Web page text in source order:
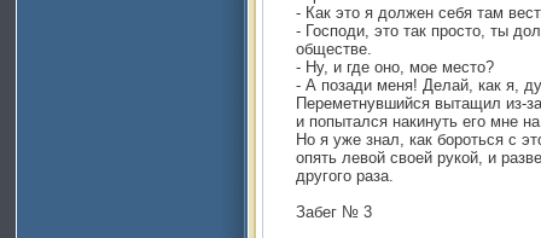
- Как это я должен себя там
- Господи, это так просто, ты
обществе.
- Ну, и где оно, мое место?
- А позади меня! Делай, как я,
Переметнувшийся вытащил из-
и попытался накинуть его мне
Но я уже знал, как бороться с
опять левой своей рукой, и
другого раза.
Забег № 3